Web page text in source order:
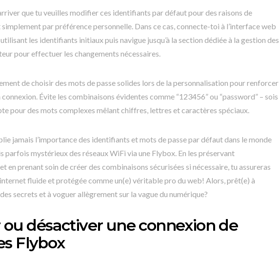
que tu veuilles modifier ces identifiants par défaut pour des raisons de
par préférence personnelle. Dans ce cas, connecte-toi à l’interface web
les identifiants initiaux puis navigue jusqu’à la section dédiée à la gestion des
pour effectuer les changements nécessaires.
de choisir des mots de passe solides lors de la personnalisation pour renforcer
Évite les combinaisons évidentes comme “123456” ou “password” – sois
pour des mots complexes mêlant chiffres, lettres et caractères spéciaux.
jamais l’importance des identifiants et mots de passe par défaut dans le monde
parfois mystérieux des réseaux WiFi via une Flybox. En les préservant
en prenant soin de créer des combinaisons sécurisées si nécessaire, tu assureras
fluide et protégée comme un(e) véritable pro du web! Alors, prêt(e) à
secrets et à voguer allègrement sur la vague du numérique?
désactiver une connexion de
Flybox